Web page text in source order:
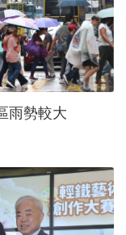
雨勢較大